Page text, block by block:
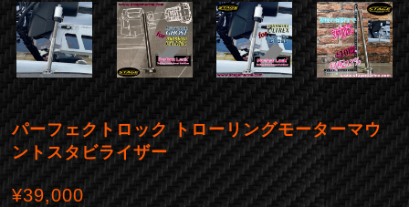
パーフェクトロック トローリングモーターマウ
ントスタビライザー
¥39,000